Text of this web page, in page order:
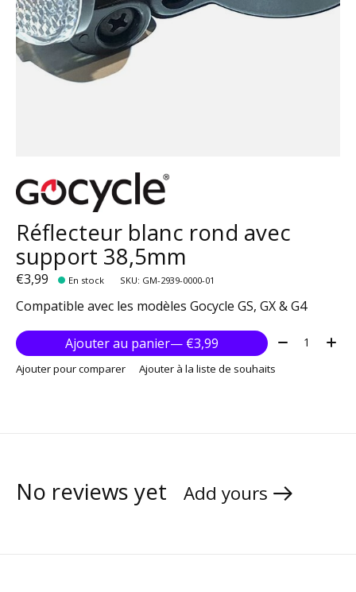
Réflecteur blanc rond avec
support 38,5mm
€3,99 En stock SKU: GM-2939-0000-01
Compatible avec les modèles Gocycle GS, GX & G4
Ajouter au panier — €3,99 Quantité:
Ajouter pour comparer Ajouter à la liste de souhaits
No reviews yet Add yours